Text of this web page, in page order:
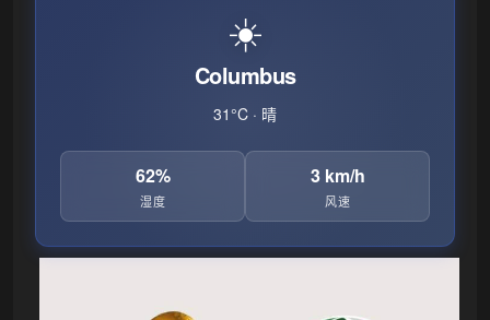
☀️
Columbus
31°C · 晴
62%
湿度
3 km/h
风速